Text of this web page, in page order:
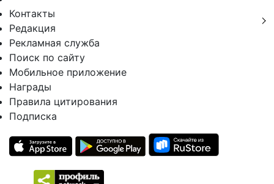
Контакты
Редакция
Рекламная служба
Поиск по сайту
Мобильное приложение
Награды
Правила цитирования
Подписка